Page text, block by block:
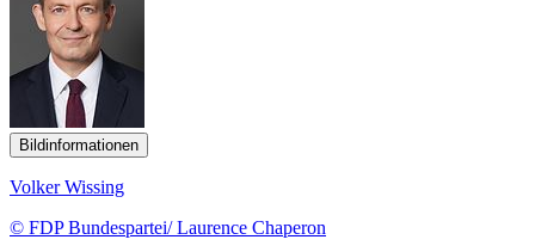
Bildinformationen
Volker Wissing
© FDP Bundespartei/ Laurence Chaperon